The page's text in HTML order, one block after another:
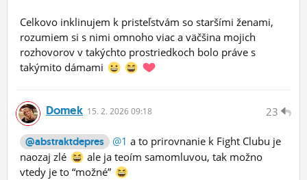
Celkovo inklinujem k pristeľstvám so staršími ženami,
rozumiem si s nimi omnoho viac a väčšina mojich
rozhovorov v takýchto prostriedkoch bolo práve s
takýmito dámami
23
Domek 15. 2. 2026 09:18
@abstraktdepres @1 a to prirovnanie k Fight Clubu je
naozaj zlé
ale ja teoím samomluvou, tak možno
vtedy je to “možné”